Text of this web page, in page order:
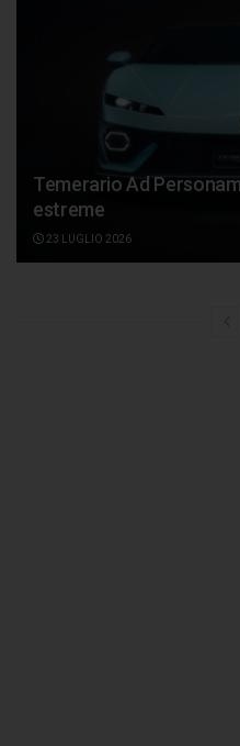
Temerario Ad
estreme
23 LUGLIO 2026